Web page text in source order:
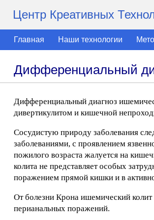
Центр Креативных
Главная Наши технологии
Дифференциальный
Дифференциальный диагноз
дивертикулитом и кишечной
Сосудистую природу заболевания
заболеваниями, с проявлением
пожилого возраста жалуется на
колита не представляет особых
поражением прямой кишки и в
От болезни Крона ишемический колит
перианальных поражений.